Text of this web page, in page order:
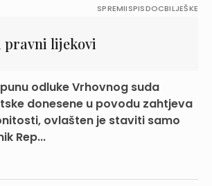
SPREMIISPISDOCBILJEŠKE
pravni lijekovi
odluke Vrhovnog suda
donesene u povodu zahtjeva
ovlašten je staviti samo
Rep...